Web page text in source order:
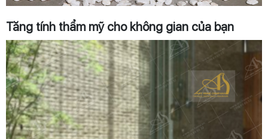
Tăng tính thẩm mỹ cho không gian của bạn